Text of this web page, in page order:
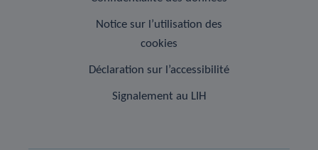
Notice sur l’utilisation des
cookies
Déclaration sur l’accessibilité
Signalement au LIH